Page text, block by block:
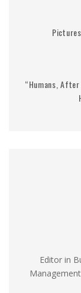
“Humans,
Editor in